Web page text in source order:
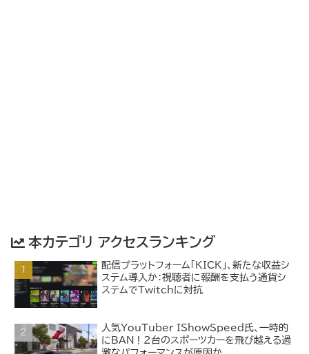
本カテゴリ アクセスランキング
配信プラットフォーム「KICK」、新たな収益シ
ステム導入か：視聴者に報酬を支払う通貨シ
ステムでTwitchに対抗
人気YouTuber IShowSpeed氏、一時的
にBAN！2台のスポーツカーを飛び越える過